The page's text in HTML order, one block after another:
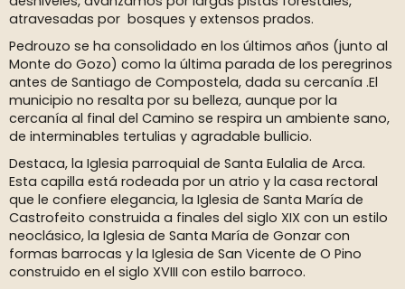
atravesadas por bosques y extensos prados.
Pedrouzo se ha consolidado en los últimos años (junto al
Monte do Gozo) como la última parada de los peregrinos
antes de Santiago de Compostela, dada su cercanía .El
municipio no resalta por su belleza, aunque por la
cercanía al final del Camino se respira un ambiente sano,
de interminables tertulias y agradable bullicio.
Destaca, la Iglesia parroquial de Santa Eulalia de Arca.
Esta capilla está rodeada por un atrio y la casa rectoral
que le confiere elegancia, la Iglesia de Santa María de
Castrofeito construida a finales del siglo XIX con un estilo
neoclásico, la Iglesia de Santa María de Gonzar con
formas barrocas y la Iglesia de San Vicente de O Pino
construido en el siglo XVIII con estilo barroco.